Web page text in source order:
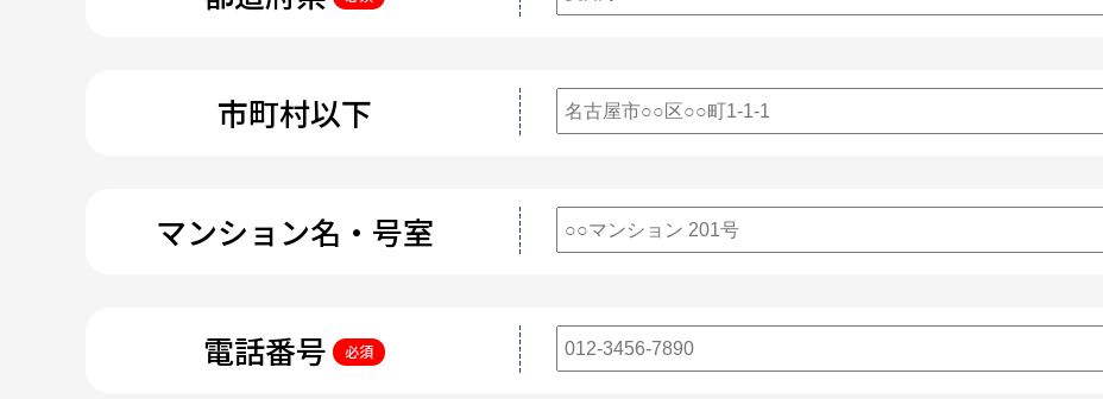
市町村以下
マンション名・号室
電話番号 必須